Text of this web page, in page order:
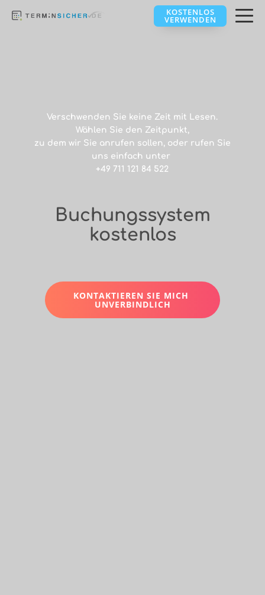
KOSTENLOS
VERWENDEN
Verschwenden Sie keine Zeit mit Lesen.
Wählen Sie den Zeitpunkt,
zu dem wir Sie anrufen sollen, oder rufen Sie
uns einfach unter
+49 711 121 84 522
Buchungssystem
kostenlos
KONTAKTIEREN SIE MICH
UNVERBINDLICH